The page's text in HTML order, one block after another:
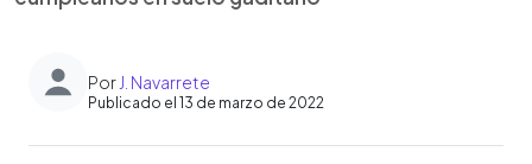
Por J. Navarrete
Publicado el 13 de marzo de 2022